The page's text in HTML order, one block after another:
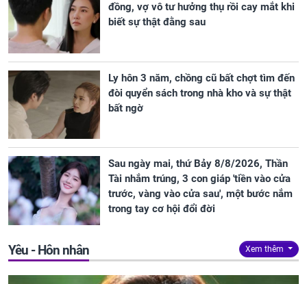
đồng, vợ vô tư hưởng thụ rồi cay mắt khi
biết sự thật đằng sau
Ly hôn 3 năm, chồng cũ bất chợt tìm đến
đòi quyển sách trong nhà kho và sự thật
bất ngờ
Sau ngày mai, thứ Bảy 8/8/2026, Thần
Tài nhắm trúng, 3 con giáp 'tiền vào cửa
trước, vàng vào cửa sau', một bước nắm
trong tay cơ hội đổi đời
Yêu - Hôn nhân Xem thêm